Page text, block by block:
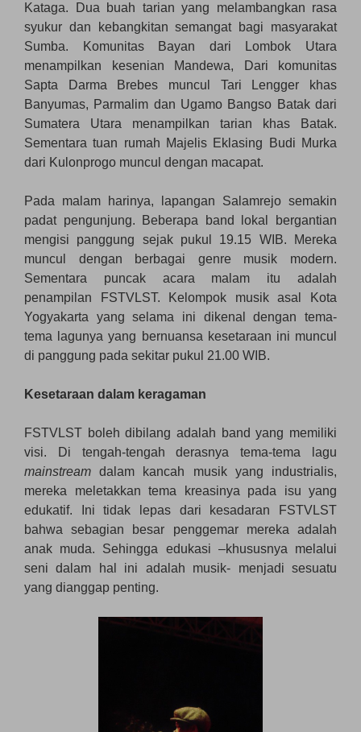
Kataga. Dua buah tarian yang melambangkan rasa
syukur dan kebangkitan semangat bagi masyarakat
Sumba. Komunitas Bayan dari Lombok Utara
menampilkan kesenian Mandewa, Dari komunitas
Sapta Darma Brebes muncul Tari Lengger khas
Banyumas, Parmalim dan Ugamo Bangso Batak dari
Sumatera Utara menampilkan tarian khas Batak.
Sementara tuan rumah Majelis Eklasing Budi Murka
dari Kulonprogo muncul dengan macapat.
Pada malam harinya, lapangan Salamrejo semakin
padat pengunjung. Beberapa band lokal bergantian
mengisi panggung sejak pukul 19.15 WIB. Mereka
muncul dengan berbagai genre musik modern.
Sementara puncak acara malam itu adalah
penampilan FSTVLST. Kelompok musik asal Kota
Yogyakarta yang selama ini dikenal dengan tema-
tema lagunya yang bernuansa kesetaraan ini muncul
di panggung pada sekitar pukul 21.00 WIB.
Kesetaraan dalam keragaman
FSTVLST boleh dibilang adalah band yang memiliki
visi. Di tengah-tengah derasnya tema-tema lagu
mainstream dalam kancah musik yang industrialis,
mereka meletakkan tema kreasinya pada isu yang
edukatif. Ini tidak lepas dari kesadaran FSTVLST
bahwa sebagian besar penggemar mereka adalah
anak muda. Sehingga edukasi –khususnya melalui
seni dalam hal ini adalah musik- menjadi sesuatu
yang dianggap penting.